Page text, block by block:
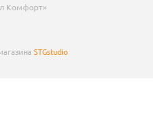
Комфорт»
STGstudio